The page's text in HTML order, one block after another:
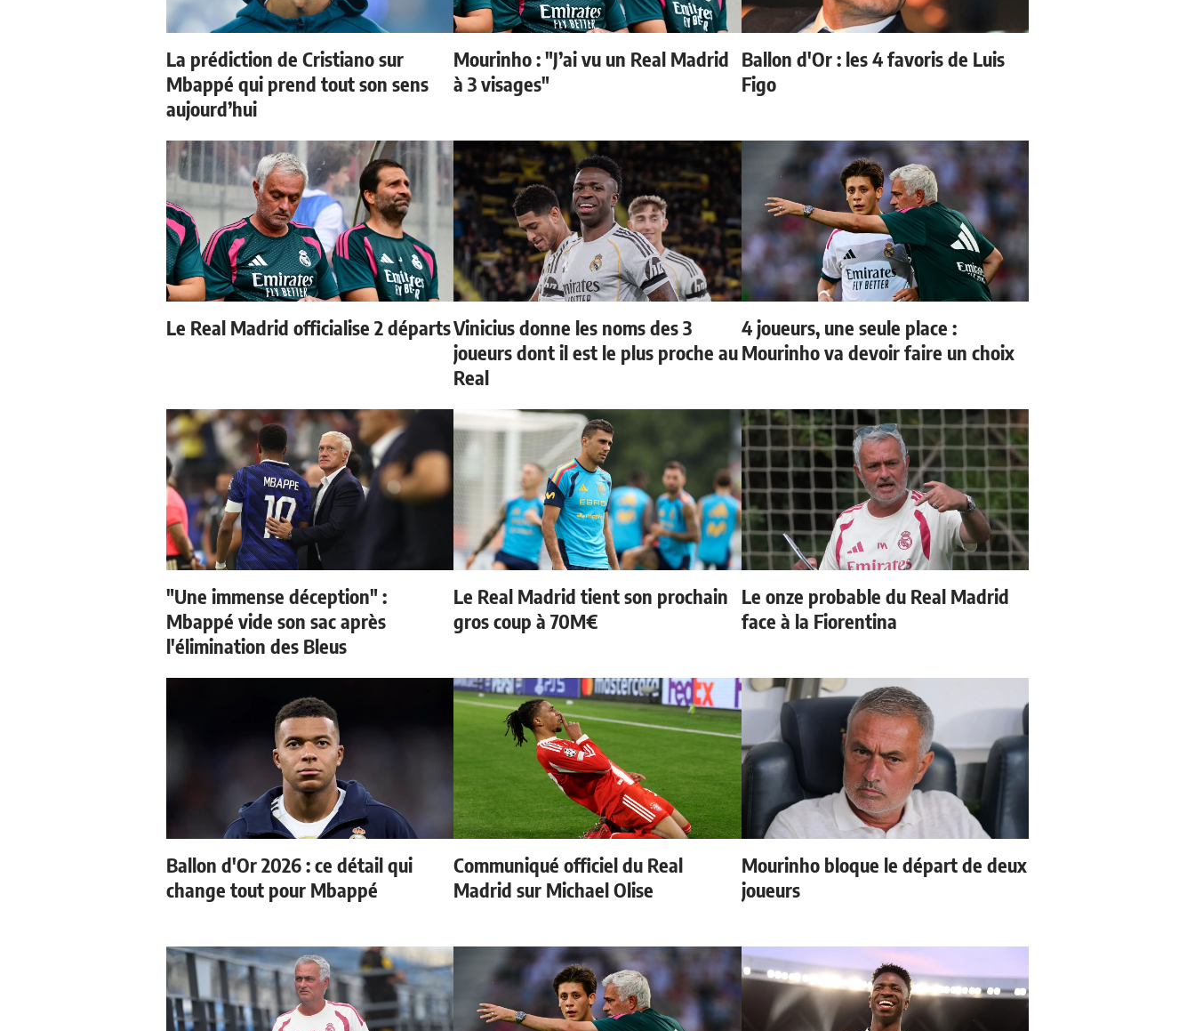
La prédiction de Cristiano sur
Mbappé qui prend tout son sens
aujourd’hui
Mourinho : "J’ai vu un Real Madrid
à 3 visages"
Ballon d'Or : les 4 favoris de Luis
Figo
Le Real Madrid officialise 2 départsVinicius donne les noms des 3
joueurs dont il est le plus proche au
Real
4 joueurs, une seule place :
Mourinho va devoir faire un choix
"Une immense déception" :
Mbappé vide son sac après
l'élimination des Bleus
Le Real Madrid tient son prochain
gros coup à 70M€
Le onze probable du Real Madrid
face à la Fiorentina
Ballon d'Or 2026 : ce détail qui
change tout pour Mbappé
Communiqué officiel du Real
Madrid sur Michael Olise
Mourinho bloque le départ de deux
joueurs